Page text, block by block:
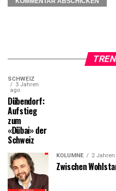
SCHWEIZ
3 Jahren
ago
Dübendorf:
Aufstieg
zum
«Dübai» der
Schweiz
KOLUMNE 2 Jahren
Zwischen